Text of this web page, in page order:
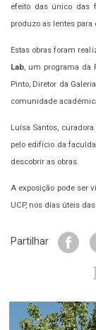
efeito das único das
produzo as lentes
Estas obras foram
Lab, um programa da
Pinto, Diretor da
comunidade
Luísa Santos,
pelo edifício da
descobrir as obras.
A exposição pode ser
UCP, nos dias úteis
Partilhar